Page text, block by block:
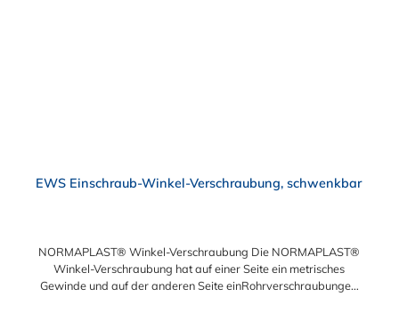
EWS Einschraub-Winkel-Verschraubung, schwenkbar
NORMAPLAST® Winkel-Verschraubung Die NORMAPLAST®
Winkel-Verschraubung hat auf einer Seite ein metrisches
Gewinde und auf der anderen Seite einRohrverschraubungen.